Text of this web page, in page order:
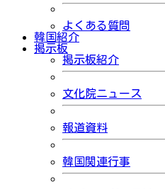
よくある質問
韓国紹介
掲示板
掲示板紹介
文化院ニュース
報道資料
韓国関連行事